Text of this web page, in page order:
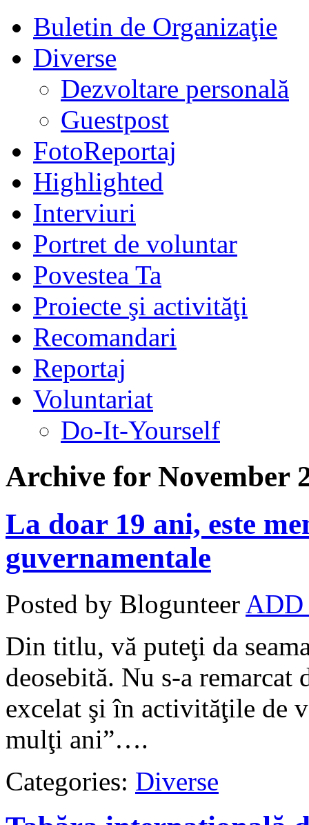
Buletin de Organizaţie
Diverse
Dezvoltare personală
Guestpost
FotoReportaj
Highlighted
Interviuri
Portret de voluntar
Povestea Ta
Proiecte şi activităţi
Recomandari
Reportaj
Voluntariat
Do-It-Yourself
Archive for November
La doar 19 ani, este
guvernamentale
Posted by Blogunteer
Din titlu, vă puteţi da
deosebită. Nu s-a remarcat
excelat şi în activităţile de
mulţi ani”….
Categories: Diverse